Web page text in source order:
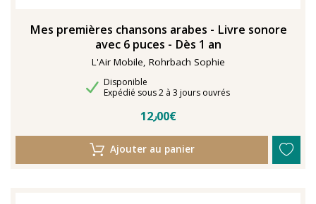
Mes premières chansons arabes - Livre sonore
avec 6 puces - Dès 1 an
L'Air Mobile, Rohrbach Sophie
Disponibilité
Disponible
Délais de livraison
Expédié sous 2 à 3 jours ouvrés
12٫00€
Ajouter au panier